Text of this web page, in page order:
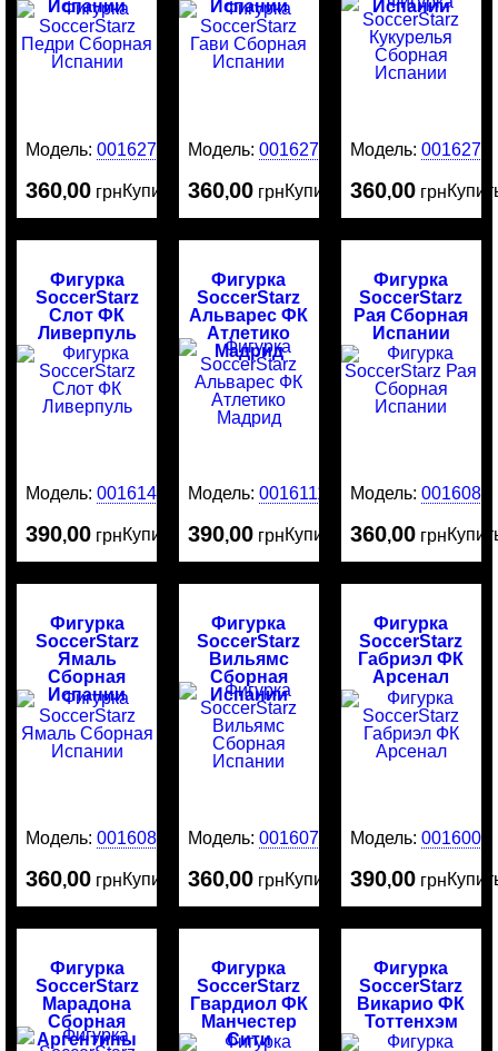
Испании
Модель:0016275
360,00 грнКупить
Испании
Модель:0016274
360,00 грнКупить
Испании
Модель: 0016273
360,00 грн
Фигурка
SoccerStarz
Слот ФК
Ливерпуль
Модель:0016141
390,00 грнКупить
Фигурка
SoccerStarz
Альварес ФК
Атлетико
Мадрид
Модель:0016111
390,00 грнКупить
Фигурка
SoccerStarz
Рая Сборная
Испании
Модель: 0016081
360,00 грн
Фигурка
SoccerStarz
Ямаль
Сборная
Испании
Модель:0016080
360,00 грнКупить
Фигурка
SoccerStarz
Вильямс
Сборная
Испании
Модель:0016079
360,00 грнКупить
Фигурка
SoccerStarz
Габриэл ФК
Арсенал
Модель: 0016003
390,00 грн
Фигурка
SoccerStarz
Марадона
Сборная
Аргентины
Фигурка
SoccerStarz
Гвардиол ФК
Манчестер
Сити
Фигурка
SoccerStarz
Викарио ФК
Тоттенхэм